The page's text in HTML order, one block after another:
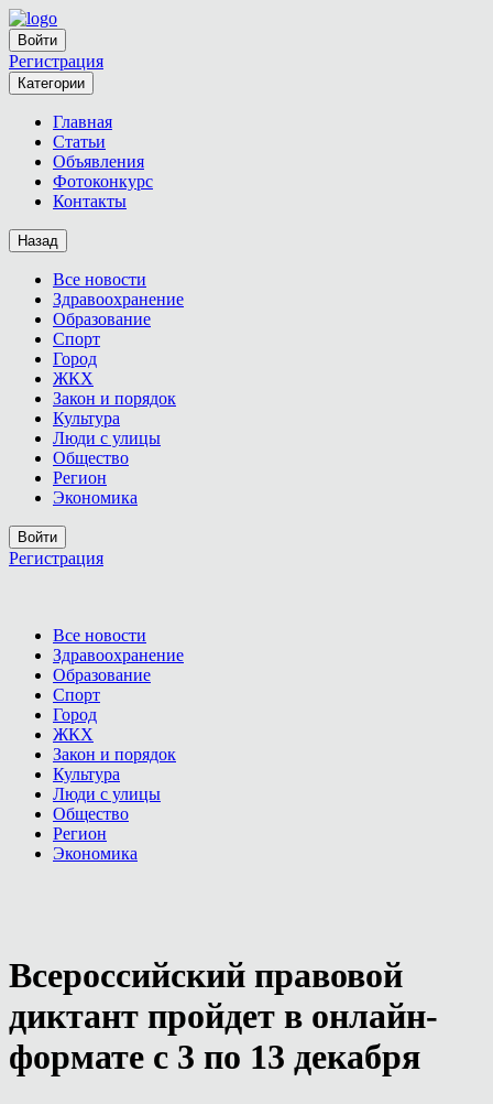
Войти
Регистрация
Категории
Главная
Статьи
Объявления
Фотоконкурс
Контакты
Назад
Все новости
Здравоохранение
Образование
Спорт
Город
ЖКХ
Закон и порядок
Культура
Люди с улицы
Общество
Регион
Экономика
Войти
Регистрация
Все новости
Здравоохранение
Образование
Спорт
Город
ЖКХ
Закон и порядок
Культура
Люди с улицы
Общество
Регион
Экономика
Всероссийский правовой
диктант пройдет в онлайн-
формате с 3 по 13 декабря